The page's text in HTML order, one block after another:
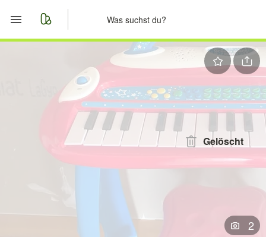
Merkliste
Nachrichten
Anzeige aufgeben
Gelöscht
2